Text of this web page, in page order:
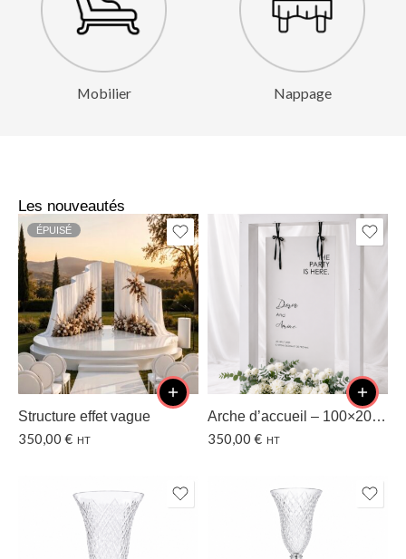
Mobilier Nappage
Les nouveautés
ÉPUISÉ
Structure effet vague
350,00 € HT
Arche d’accueil – 100×200 CM
350,00 € HT